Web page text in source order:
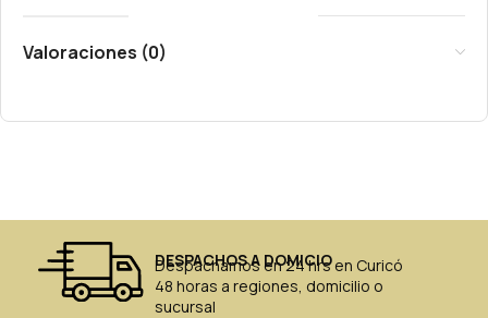
Valoraciones (0)
DESPACHOS A DOMICIO
Despachamos en 24 hrs en Curicó
48 horas a regiones, domicilio o
sucursal